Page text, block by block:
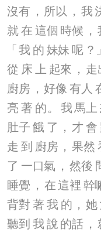
沒有 ， 所以 ， 我
就在 這個 時候 ，
「我 的 妹妹 呢 ？」
從 床 上 起來 ， 走
廚房 ， 好像 有人
亮 著 的。 我馬上
肚子 餓 了 ， 才 會
走 到 廚房 ， 果然
了 一口氣 ， 然後
睡覺 ， 在這裡 幹
背對 著 我 的 ， 她
聽到 我 說 的話 ，